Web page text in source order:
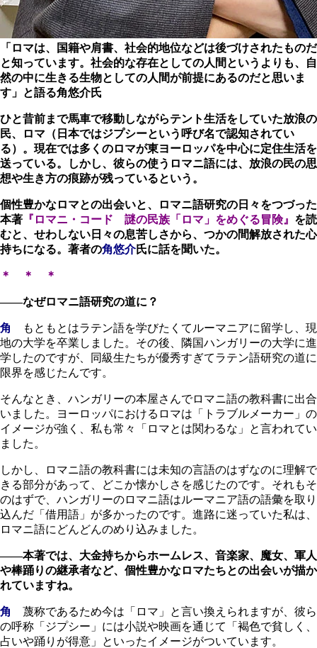
「ロマは、国籍や肩書、社会的地位などは後づけされたものだ
と知っています。社会的な存在としての人間というよりも、自
然の中に生きる生物としての人間が前提にあるのだと思いま
す」と語る角悠介氏
ひと昔前まで馬車で移動しながらテント生活をしていた放浪の
民、ロマ（日本ではジプシーという呼び名で認知されてい
る）。現在では多くのロマが東ヨーロッパを中心に定住生活を
送っている。しかし、彼らの使うロマニ語には、放浪の民の思
想や生き方の痕跡が残っているという。
個性豊かなロマとの出会いと、ロマニ語研究の日々をつづった
本著 『ロマニ・コード 謎の民族「ロマ」をめぐる冒険』 を読
むと、せわしない日々の息苦しさから、つかの間解放された心
持ちになる。著者の角悠介氏に話を聞いた。
＊ ＊ ＊
――なぜロマニ語研究の道に？
角
もともとはラテン語を学びたくてルーマニアに留学し、現
地の大学を卒業しました。その後、隣国ハンガリーの大学に進
学したのですが、同級生たちが優秀すぎてラテン語研究の道に
限界を感じたんです。
そんなとき、ハンガリーの本屋さんでロマニ語の教科書に出合
いました。ヨーロッパにおけるロマは「トラブルメーカー」の
イメージが強く、私も常々「ロマとは関わるな」と言われてい
ました。
しかし、ロマニ語の教科書には未知の言語のはずなのに理解で
きる部分があって、どこか懐かしさを感じたのです。それもそ
のはずで、ハンガリーのロマニ語はルーマニア語の語彙を取り
込んだ「借用語」が多かったのです。進路に迷っていた私は、
ロマニ語にどんどんのめり込みました。
――本著では、大金持ちからホームレス、音楽家、魔女、軍人
や棒踊りの継承者など、個性豊かなロマたちとの出会いが描か
れていますね。
角
蔑称であるため今は「ロマ」と言い換えられますが、彼ら
の呼称「ジプシー」には小説や映画を通じて「褐色で貧しく、
占いや踊りが得意」といったイメージがついています。